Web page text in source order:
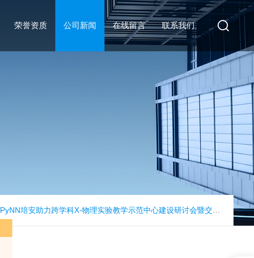
荣誉资质 公司新闻 在线留言 联系我们
PyNN培安助力跨学科X-物理实验教学示范中心建设研讨会暨交叉学科论坛